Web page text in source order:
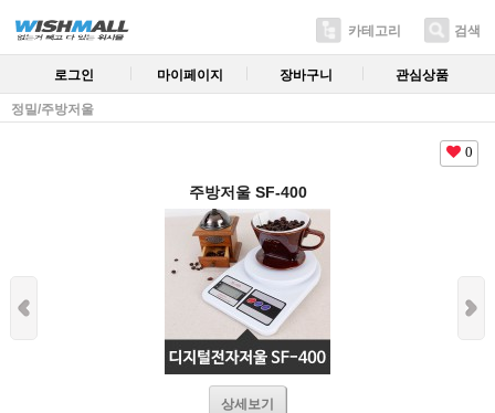
카테고리 검색
로그인 마이페이지 장바구니 관심상품
정밀/주방저울
0
주방저울 SF-400
상세보기